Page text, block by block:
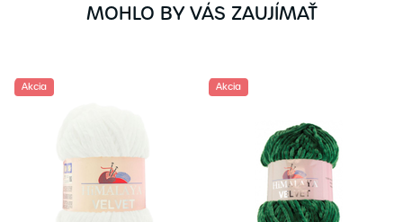
MOHLO BY VÁS ZAUJÍMAŤ
Akcia Akcia